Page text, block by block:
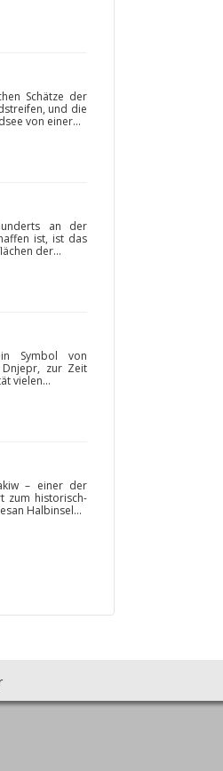
Schätze der
und die
von einer...
an der
ist, ist das
der...
Symbol von
Dnjepr, zur Zeit
vielen...
– einer der
zum historisch-
Halbinsel...